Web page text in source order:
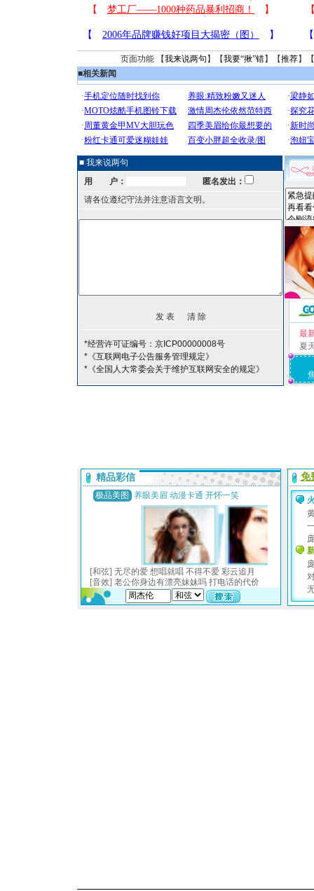
页面功能 【我来说两句 】【我要“揪”错】【推荐】
■相关新闻
■ 我来说两句
用 户：
匿名发出：
请各位遵纪守法并注意语言文明。
*经营许可证编号：京ICP00000008号
*《互联网电子公告服务管理规定》
*《全国人大常委会关于维护互联网安全的规定》
最
夏